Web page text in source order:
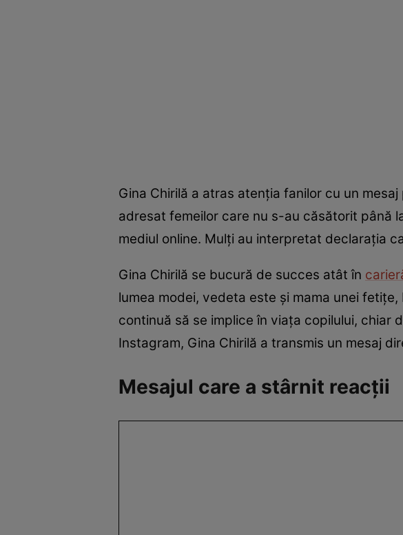
Gina Chirilă a atras atenția fanilor cu un
adresat femeilor care nu s-au căsătorit până
mediul online. Mulți au interpretat declarația
Gina Chirilă se bucură de succes atât în
lumea modei, vedeta este și mama unei
continuă să se implice în viața copilului,
Instagram, Gina Chirilă a transmis un mesaj
Mesajul care a stârnit reacții